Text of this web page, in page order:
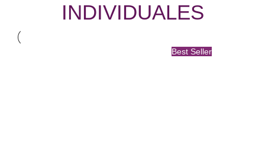
INDIVIDUALES
Best Seller